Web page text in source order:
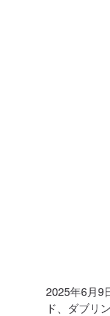
2025年6月9
ド、ダブリ